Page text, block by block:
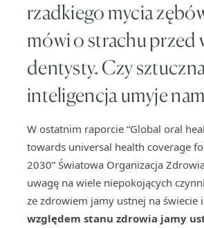
rzadkiego mycia
mówi o strachu przed
dentysty. Czy
inteligencja umyje
W ostatnim raporcie “Global oral
towards universal health coverage
2030” Światowa Organizacja
uwagę na wiele niepokojących
ze zdrowiem jamy ustnej na świecie
względem stanu zdrowia jamy